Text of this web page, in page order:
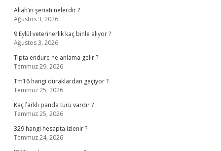
Allah’ın şeriatı nelerdir ?
Ağustos 3, 2026
9 Eylül veterinerlik kaç binle alıyor ?
Ağustos 3, 2026
Tıpta endure ne anlama gelir ?
Temmuz 29, 2026
Tm16 hangi duraklardan geçiyor ?
Temmuz 25, 2026
Kaç farklı panda türü vardır ?
Temmuz 25, 2026
329 hangi hesapta izlenir ?
Temmuz 24, 2026